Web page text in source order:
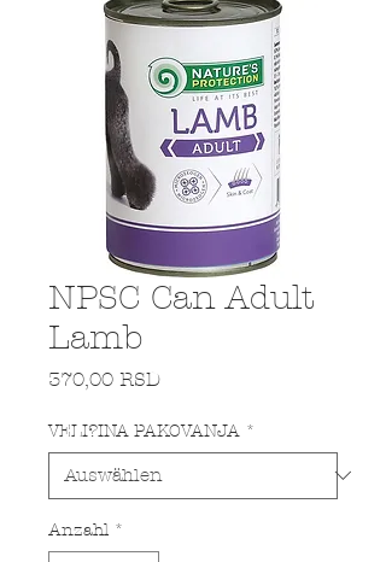
NPSC Can Adult
Lamb
370,00 RSDPreis
VELI?INA PAKOVANJA *
Anzahl *